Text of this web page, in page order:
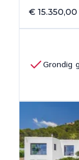
€ 15.350,00
Grondig